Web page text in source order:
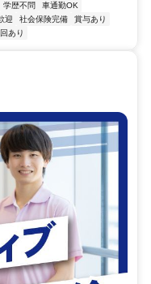
学歴不問
車通勤OK
迎 社会保険完備
賞与あり
あり